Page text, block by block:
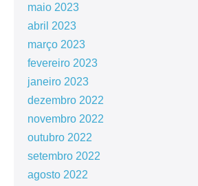
maio 2023
abril 2023
março 2023
fevereiro 2023
janeiro 2023
dezembro 2022
novembro 2022
outubro 2022
setembro 2022
agosto 2022